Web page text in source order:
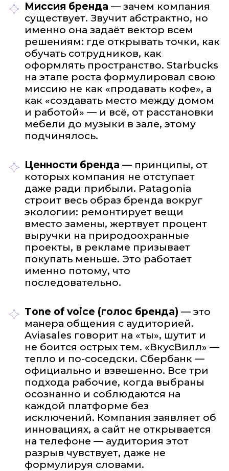
Миссия бренда — зачем компания
существует. Звучит абстрактно, но
именно она задаёт вектор всем
решениям: где открывать точки, как
обучать сотрудников, как
оформлять пространство. Starbucks
на этапе роста формулировал свою
миссию не как «продавать кофе», а
как «создавать место между домом
и работой» — и всё, от расстановки
мебели до музыки в зале, этому
подчинялось.
Ценности бренда — принципы, от
которых компания не отступает
даже ради прибыли. Patagonia
строит весь образ бренда вокруг
экологии: ремонтирует вещи
вместо замены, жертвует процент
выручки на природоохранные
проекты, в рекламе призывает
покупать меньше. Это работает
именно потому, что
последовательно.
Tone of voice (голос бренда) — это
манера общения с аудиторией.
Aviasales говорит на «ты», шутит и
не боится острых тем. «ВкусВилл» —
тепло и по-соседски. Сбербанк —
официально и взвешенно. Все три
подхода рабочие, когда выбраны
осознанно и соблюдаются на
каждой платформе без
исключений. Компания заявляет об
инновациях, а сайт не открывается
на телефоне — аудитория этот
разрыв чувствует, даже не
формулируя словами.